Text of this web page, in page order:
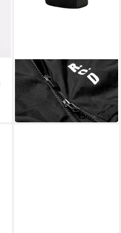
PROTECTIVE
Funktionsweste Windweste
Damen P-4×4 Vest W
74,96 € UVP99,95 €
-25%